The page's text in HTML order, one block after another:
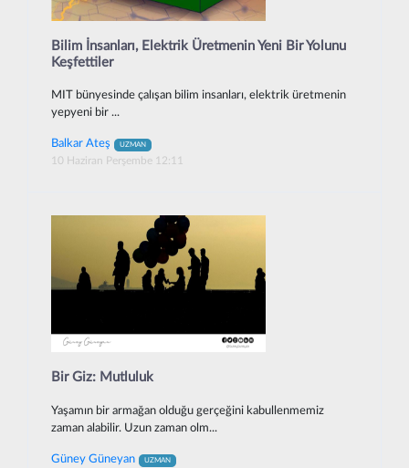
Bilim İnsanları, Elektrik Üretmenin Yeni Bir Yolunu
Keşfettiler
MIT bünyesinde çalışan bilim insanları, elektrik üretmenin
yepyeni bir ...
Balkar Ateş UZMAN
10 Haziran Perşembe 12:11
Bir Giz: Mutluluk
Yaşamın bir armağan olduğu gerçeğini kabullenmemiz
zaman alabilir. Uzun zaman olm...
Güney Güneyan UZMAN